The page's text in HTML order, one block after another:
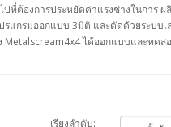
ต้องการประหยัดค่าแรงช่างในการ ผ
แกรมออกแบบ 3มิติ และตัดด้วยระบบเ
ได้ออกแบบและทดสอ
เรียงลำดับ: